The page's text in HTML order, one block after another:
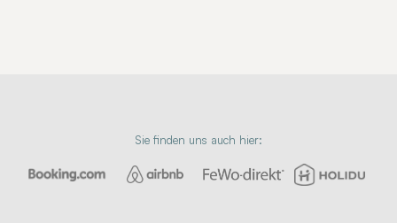
Sie finden uns auch hier: